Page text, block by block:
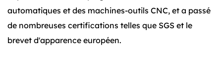
automatiques et des machines-outils CNC, et a passé
de nombreuses certifications telles que SGS et le
brevet d'apparence européen.